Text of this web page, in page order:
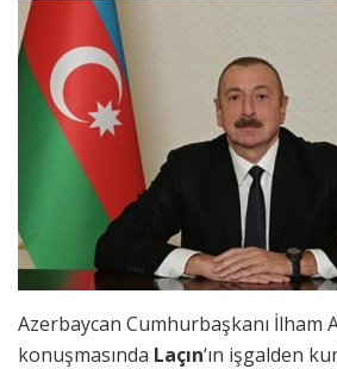
Azerbaycan Cumhurbaşkanı İlham
konuşmasında Laçın‘ın işgalden